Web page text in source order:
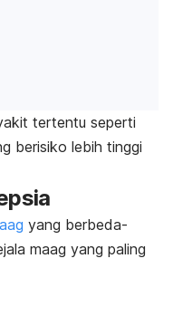
tertentu seperti
berisiko lebih tinggi
yang berbeda-
maag yang paling